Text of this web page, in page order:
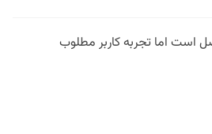
است اما تجربه کاربر مطلوب